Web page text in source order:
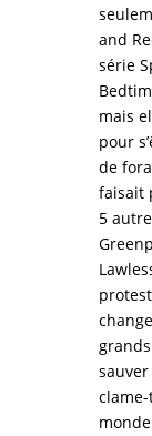
and
série
mais
pour
de
faisait
5